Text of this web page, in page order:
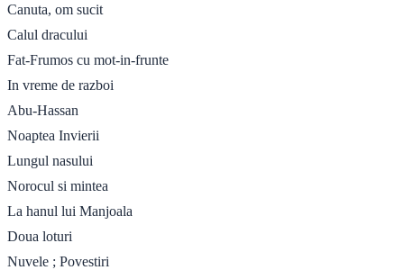
Canuta, om sucit
Calul dracului
Fat-Frumos cu mot-in-frunte
In vreme de razboi
Abu-Hassan
Noaptea Invierii
Lungul nasului
Norocul si mintea
La hanul lui Manjoala
Doua loturi
Nuvele ; Povestiri